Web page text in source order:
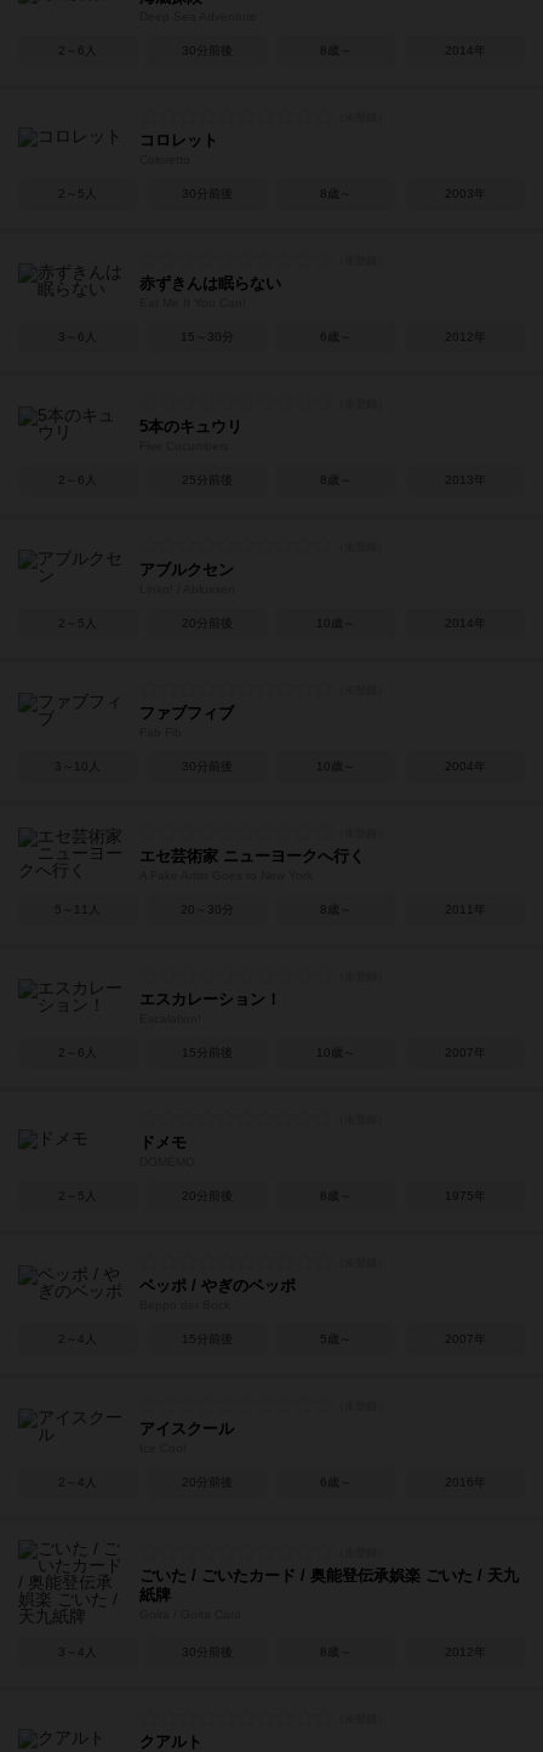
2～6人 30分前後 8歳～ 2014年
コロレット
2～5人 30分前後 8歳～ 2003年
赤ずきんは眠らない
3～6人 15～30分 6歳～ 2012年
5本のキュウリ
2～6人 25分前後 8歳～ 2013年
アブルクセン
2～5人 20分前後 10歳～ 2014年
ファブフィブ
3～10人 30分前後 10歳～ 2004年
エセ芸術家 ニューヨークへ行く
5～11人 20～30分 8歳～ 2011年
エスカレーション！
2～6人 15分前後 10歳～ 2007年
ドメモ
2～5人 20分前後 8歳～ 1975年
ベッポ / やぎのベッポ
2～4人 15分前後 5歳～ 2007年
アイスクール
2～4人 20分前後 6歳～ 2016年
ごいた / ごいたカード / 奥能登伝承娯楽 ごいた / 天九
紙牌
3～4人 30分前後 8歳～ 2012年
クアルト